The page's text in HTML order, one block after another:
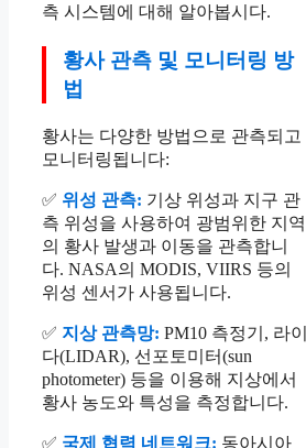
측 시스템에 대해 알아봅시다.
황사 관측 및 모니터링 방
법
황사는 다양한 방법으로 관측되고
모니터링됩니다:
✅ 위성 관측: 기상 위성과 지구 관
측 위성을 사용하여 광범위한 지역
의 황사 발생과 이동을 관측합니
다. NASA의 MODIS, VIIRS 등의
위성 센서가 사용됩니다.
✅ 지상 관측망: PM10 측정기, 라이
다(LIDAR), 선포토미터(sun
photometer) 등을 이용해 지상에서
황사 농도와 특성을 측정합니다.
✅ 국제 협력 네트워크: 동아시아